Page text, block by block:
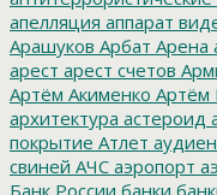
апелляция аппарат
Арашуков Арбат Арена
арест арест счетов
Артём Акименко Артём
архитектура астероид
покрытие Атлет
свиней АЧС аэропорт
Банк России банки